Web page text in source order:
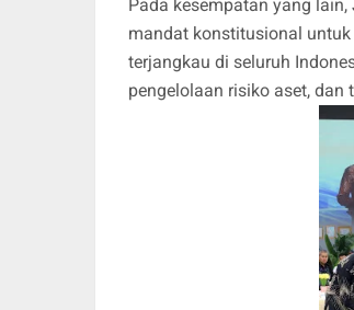
Pada kesempatan yang
mandat konstitusional
terjangkau di seluruh
pengelolaan risiko aset,